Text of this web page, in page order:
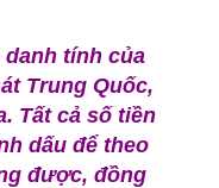
danh tính của
Trung Quốc,
Tất cả số tiền
dấu để theo
được, đồng